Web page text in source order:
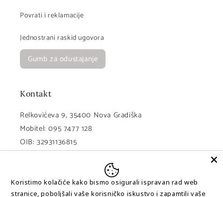
Povrati i reklamacije
Jednostrani raskid ugovora
Gumb za odustajanje
Kontakt
Relkovićeva 9, 35400 Nova Gradiška
Mobitel: 095 7477 128
OIB: 32931136815
IBAN: HR8023400091111148145 (PBZ)
Koristimo kolačiće kako bismo osigurali ispravan rad web
stranice, poboljšali vaše korisničko iskustvo i zapamtili vaše